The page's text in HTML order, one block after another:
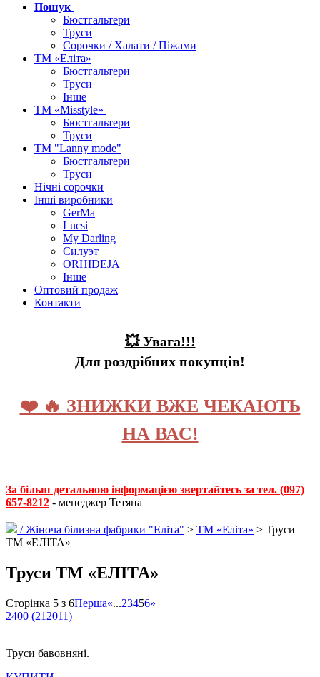
Пошук
Бюстгальтери
Труси
Сорочки / Халати / Піжами
ТМ «Еліта»
Бюстгальтери
Труси
Інше
ТМ «Misstyle»
Бюстгальтери
Труси
ТМ "Lanny mode"
Бюстгальтери
Труси
Нічні сорочки
Інші виробники
GerMa
Lucsi
My Darling
Силуэт
ORHIDEJA
Інше
Оптовий продаж
Контакти
💥 Увага!!!
Для роздрібних покупців!
❤️ 🔥 ЗНИЖКИ ВЖЕ ЧЕКАЮТЬ
НА ВАС!
За більш детальною інформацією звертайтесь за тел. (097)
657-8212 - менеджер Тетяна
/Жіноча білизна фабрики "Еліта" > ТМ «Еліта» > Труси
ТМ «ЕЛІТА»
Труси ТМ «ЕЛІТА»
Сторінка 5 з 6Перша«...23456»
2400 (212011)
Труси бавовняні.